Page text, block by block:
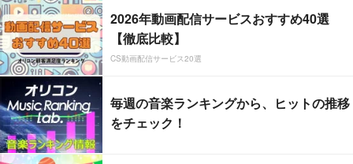
2026年動画配信サービスおすすめ40選
【徹底比較】
CS動画配信サービス20選
毎週の音楽ランキングから、ヒットの推移
をチェック！